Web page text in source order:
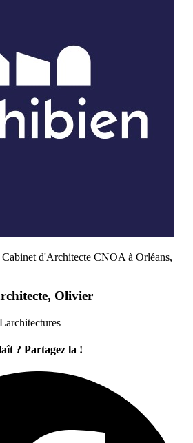
Cabinet d'Architecte CNOA à Orléans,
Olivier
? Partagez la !